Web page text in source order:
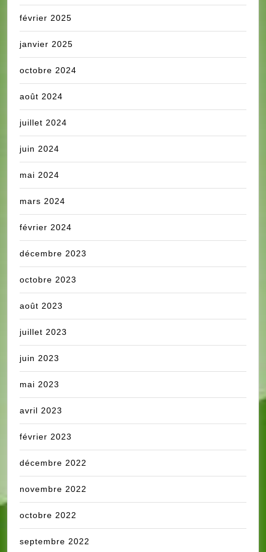
février 2025
janvier 2025
octobre 2024
août 2024
juillet 2024
juin 2024
mai 2024
mars 2024
février 2024
décembre 2023
octobre 2023
août 2023
juillet 2023
juin 2023
mai 2023
avril 2023
février 2023
décembre 2022
novembre 2022
octobre 2022
septembre 2022